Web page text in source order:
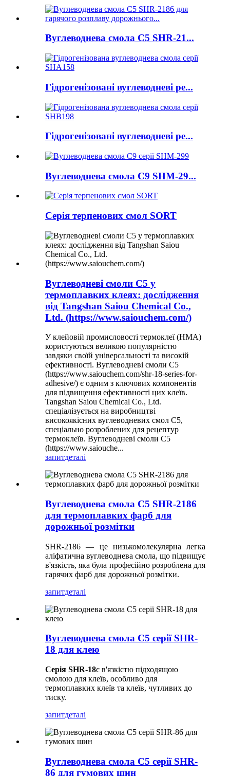
Вуглеводнева смола C5 SHR-21...
Гідрогенізовані вуглеводневі ре...
Гідрогенізовані вуглеводневі ре...
Вуглеводнева смола C9 SHM-29...
Серія терпенових смол SORT
Вуглеводневі смоли C5 у
термоплавких клеях: дослідження
від Tangshan Saiou Chemical Co.,
Ltd. (https://www.saiouchem.com/)
У клейовій промисловості термоклеї (HMA)
користуються великою популярністю
завдяки своїй універсальності та високій
ефективності. Вуглеводневі смоли C5
(https://www.saiouchem.com/shr-18-series-for-
adhesive/) є одним з ключових компонентів
для підвищення ефективності цих клеїв.
Tangshan Saiou Chemical Co., Ltd.
спеціалізується на виробництві
високоякісних вуглеводневих смол C5,
спеціально розроблених для рецептур
термоклеїв. Вуглеводневі смоли C5
(https://www.saiouche...
запитдеталі
Вуглеводнева смола C5 SHR-2186
для термоплавких фарб для
дорожньої розмітки
SHR-2186 — це низькомолекулярна легка
аліфатична вуглеводнева смола, що підвищує
в'язкість, яка була професійно розроблена для
гарячих фарб для дорожньої розмітки.
запитдеталі
Вуглеводнева смола C5 серії SHR-
18 для клею
Серія SHR-18є в'язкістю підходящою
смолою для клеїв, особливо для
термоплавких клеїв та клеїв, чутливих до
тиску.
запитдеталі
Вуглеводнева смола C5 серії SHR-
86 для гумових шин